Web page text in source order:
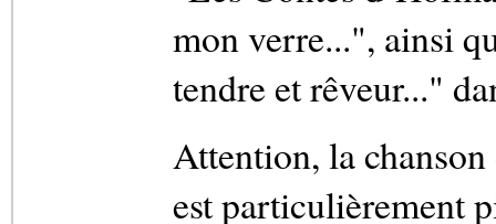
mon verre...", ainsi
tendre et rêveur..."
Attention, la
est particulièrement